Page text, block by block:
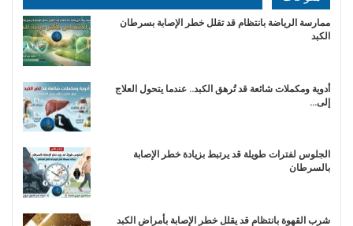
ممارسة الرياضة بانتظام قد تقلل خطر الإصابة بسرطان
الكبد
أدوية ومكملات شائعة قد تُرهق الكبد.. عندما يتحول العلاج
إلى…
الجلوس لفترات طويلة قد يرتبط بزيادة خطر الإصابة
بالسرطان
شرب القهوة بانتظام قد يقلل خطر الإصابة بأمراض الكبد